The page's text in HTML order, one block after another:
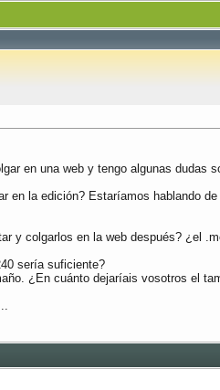
en una web y tengo algunas dudas
en la edición? Estaríamos hablando
y colgarlos en la web después? ¿el
sería suficiente?
¿En cuánto dejaríais vosotros el